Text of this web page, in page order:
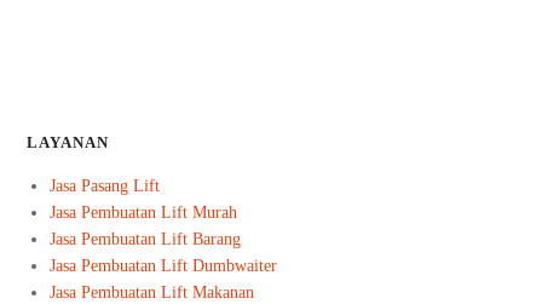
LAYANAN
Jasa Pasang Lift
Jasa Pembuatan Lift Murah
Jasa Pembuatan Lift Barang
Jasa Pembuatan Lift Dumbwaiter
Jasa Pembuatan Lift Makanan